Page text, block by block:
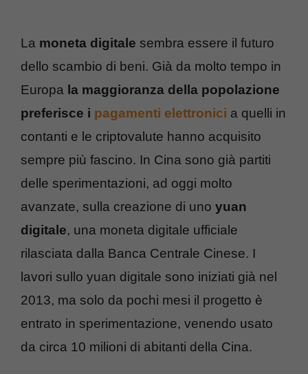
La moneta digitale sembra essere il futuro
dello scambio di beni. Già da molto tempo in
Europa la maggioranza della popolazione
preferisce i pagamenti elettronici a quelli in
contanti e le criptovalute hanno acquisito
sempre più fascino. In Cina sono già partiti
delle sperimentazioni, ad oggi molto
avanzate, sulla creazione di uno yuan
digitale, una moneta digitale ufficiale
rilasciata dalla Banca Centrale Cinese. I
lavori sullo yuan digitale sono iniziati già nel
2013, ma solo da pochi mesi il progetto è
entrato in sperimentazione, venendo usato
da circa 10 milioni di abitanti della Cina.